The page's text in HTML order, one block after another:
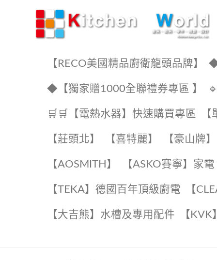
【RECO美國精品廚衛龍頭品牌】 ◆
◆【獨家贈1000全聯禮券專區 】
🛒🛒【電熱水器】快速購買專區
【莊頭北】 【喜特麗】 【豪山牌】
【AOSMITH】 【ASKO賽寧】家電
️【TEKA】️德國百年頂級廚電 【
【大吉熊】水槽及專用配件 【